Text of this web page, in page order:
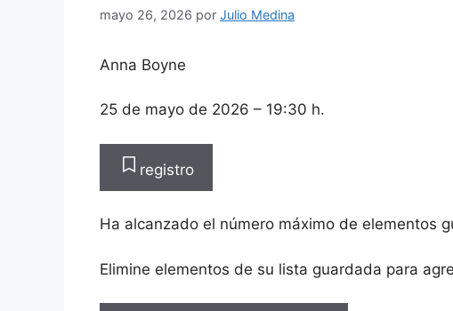
mayo 26, 2026 por Julio Medina
Anna Boyne
25 de mayo de 2026 – 19:30 h.
registro
Ha alcanzado el número máximo de elementos
Elimine elementos de su lista guardada para